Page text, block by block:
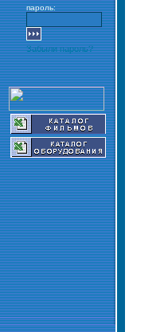
пароль:
Забыли пароль?